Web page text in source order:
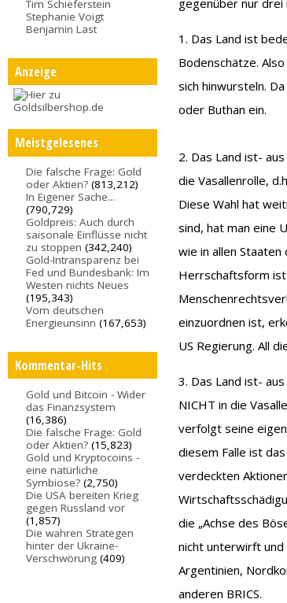
Tim Schieferstein
Stephanie Voigt
Benjamin Last
Anzeige
Meistgelesenes
Die falsche Frage: Gold
oder Aktien? (813,212)
In Eigener Sache...
(790,729)
Goldpreis: Auch durch
saisonale Einflüsse nicht
zu stoppen (342,240)
Gold-Intransparenz bei
Fed und Bundesbank: Im
Westen nichts Neues
(195,343)
Vom deutschen
Energieunsinn (167,653)
Kommentar-Hits
Gold und Bitcoin - Wider
das Finanzsystem
(16,386)
Die falsche Frage: Gold
oder Aktien? (15,823)
Gold und Kryptocoins -
eine natürliche
Symbiose? (2,750)
Die USA bereiten Krieg
gegen Russland vor
(1,857)
Die wahren Strategen
hinter der Ukraine-
Verschwörung (409)
gegenüber nur drei
1. Das Land ist
Bodenschätze.
sich hinwursteln.
oder Buthan ein.
2. Das Land ist-
die Vasallenrolle,
Diese Wahl hat
sind, hat man eine
wie in allen
Herrschaftsform
einzuordnen ist,
US Regierung. All
3. Das Land ist-
NICHT in die
verfolgt seine
diesem Falle ist
verdeckten
die „Achse des
nicht unterwirft und
Argentinien,
anderen BRICS.